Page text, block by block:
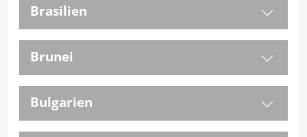
Brasilien
Brunei
Bulgarien